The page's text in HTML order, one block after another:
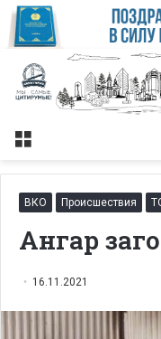
Меню
ВКО Происшествия
Ангар
16.11.2021